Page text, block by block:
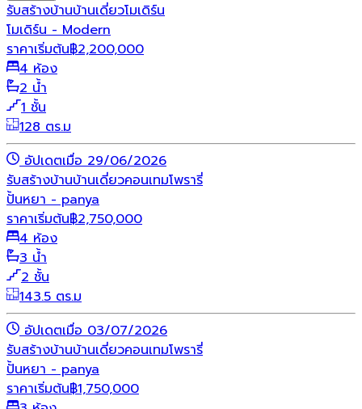
รับสร้างบ้านบ้านเดี่ยวโมเดิร์น
โมเดิร์น - Modern
ราคาเริ่มต้น฿2,200,000
4 ห้อง
2 น้ำ
1 ชั้น
128 ตร.ม
อัปเดตเมื่อ 29/06/2026
รับสร้างบ้านบ้านเดี่ยวคอนเทมโพรารี่
ปั้นหยา - panya
ราคาเริ่มต้น฿2,750,000
4 ห้อง
3 น้ำ
2 ชั้น
143.5 ตร.ม
อัปเดตเมื่อ 03/07/2026
รับสร้างบ้านบ้านเดี่ยวคอนเทมโพรารี่
ปั้นหยา - panya
ราคาเริ่มต้น฿1,750,000